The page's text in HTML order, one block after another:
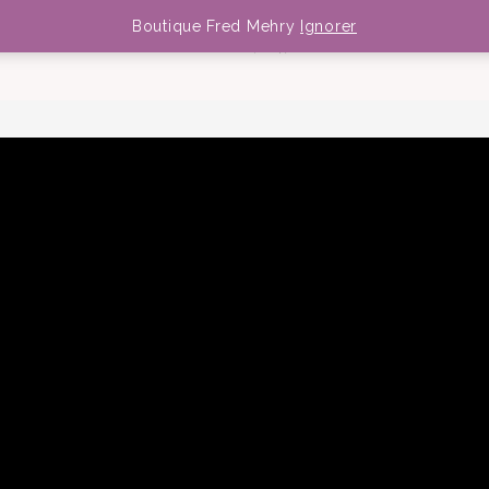
MEDIA DATES NEWS BOUTIQUE
Boutique Fred Mehry Ignorer